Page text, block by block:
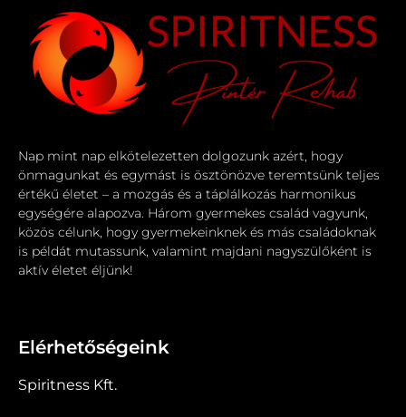
Nap mint nap elkötelezetten dolgozunk azért, hogy
önmagunkat és egymást is ösztönözve teremtsünk teljes
értékű életet – a mozgás és a táplálkozás harmonikus
egységére alapozva. Három gyermekes család vagyunk,
közös célunk, hogy gyermekeinknek és más családoknak
is példát mutassunk, valamint majdani nagyszülőként is
aktív életet éljünk!
Elérhetőségeink
Spiritness Kft.